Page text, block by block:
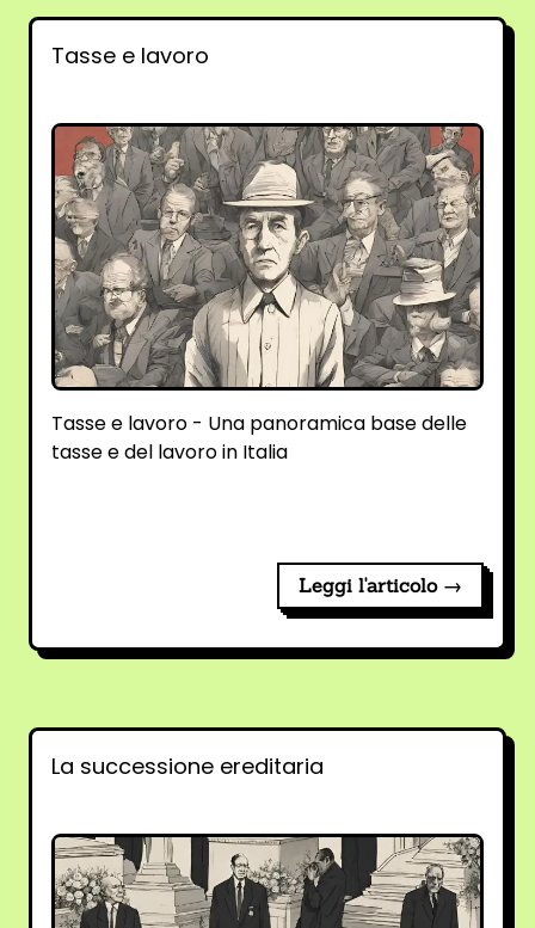
Tasse e lavoro
Tasse e lavoro - Una panoramica base delle
tasse e del lavoro in Italia
Leggi l'articolo →
La successione ereditaria